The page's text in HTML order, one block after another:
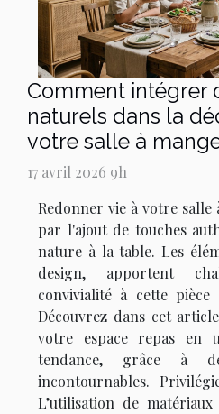
Comment intégrer
naturels dans la
votre salle à
17 avril 2026 9h
Redonner vie à votre salle
par l'ajout de touches
nature à la table. Les
design, apportent
convivialité à cette
Découvrez dans cet
votre espace repas en
tendance, grâce à
incontournables.
L’utilisation de